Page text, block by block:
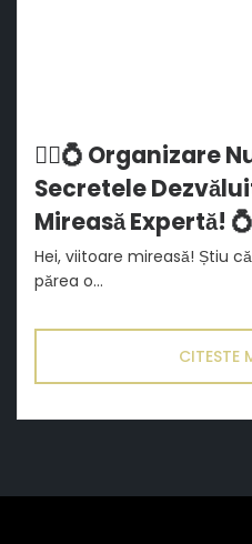
👰‍♀️💍 Organizare
Secretele
Mireasă Expertă!
Hei, viitoare mireasă! Știu
părea o...
CITESTE